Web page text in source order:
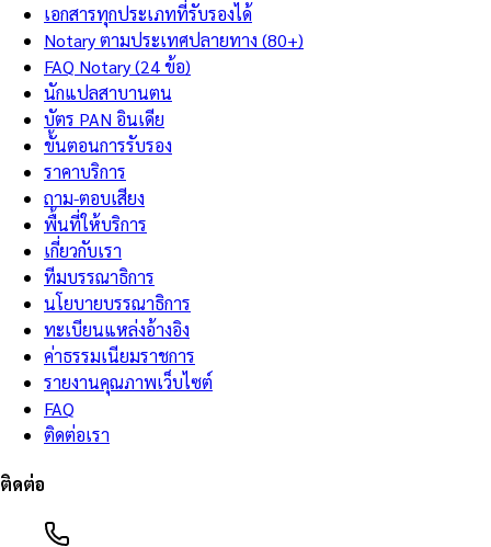
เอกสารทุกประเภทที่รับรองได้
Notary ตามประเทศปลายทาง (80+)
FAQ Notary (24 ข้อ)
นักแปลสาบานตน
บัตร PAN อินเดีย
ขั้นตอนการรับรอง
ราคาบริการ
ถาม-ตอบเสียง
พื้นที่ให้บริการ
เกี่ยวกับเรา
ทีมบรรณาธิการ
นโยบายบรรณาธิการ
ทะเบียนแหล่งอ้างอิง
ค่าธรรมเนียมราชการ
รายงานคุณภาพเว็บไซต์
FAQ
ติดต่อเรา
ติดต่อ